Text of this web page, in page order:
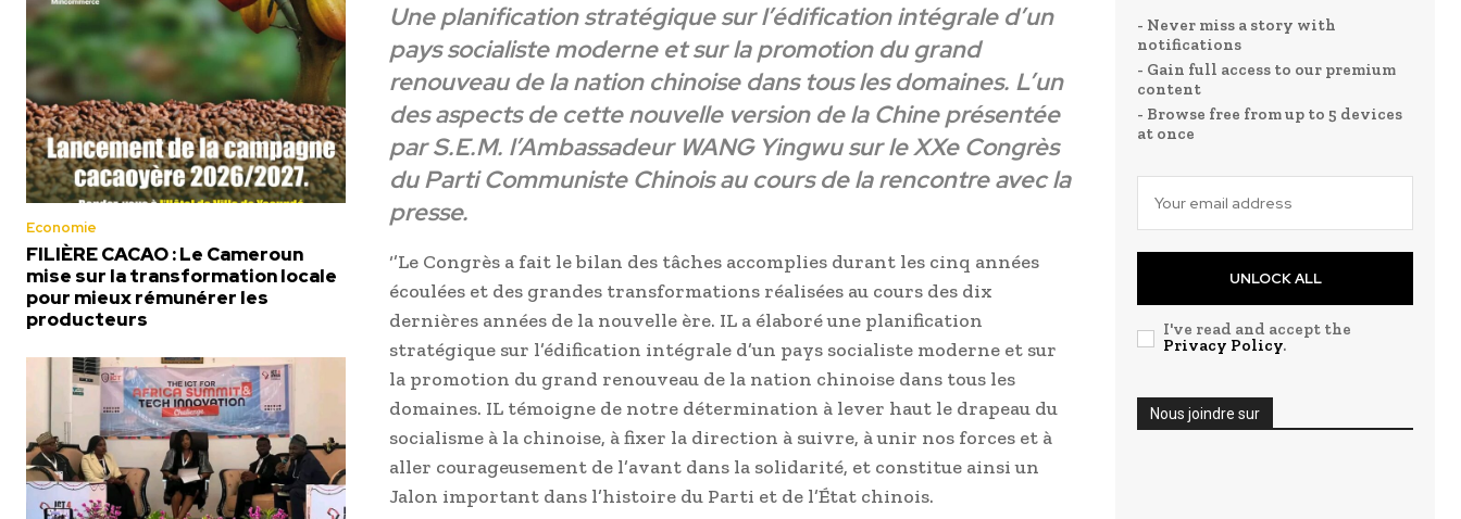
Economie
FILIÈRE CACAO : Le Cameroun
mise sur la transformation locale
pour mieux rémunérer les
producteurs
Une planification stratégique sur l’édification intégrale d’un
pays socialiste moderne et sur la promotion du grand
renouveau de la nation chinoise dans tous les domaines. L’un
des aspects de cette nouvelle version de la Chine présentée
parS.E.M. l’Ambassadeur WANG Yingwu sur le XXe Congrès
du Parti Communiste Chinois au cours de la rencontre avec la
presse.
‘’Le Congrès a fait le bilan des tâches accomplies durant les cinq années
écoulées et des grandes transformations réalisées au cours des dix
dernières années de la nouvelle ère. IL a élaboré une planification
stratégique sur l’édification intégrale d’un pays socialiste moderne et sur
la promotion du grand renouveau de la nation chinoise dans tous les
domaines. IL témoigne de notre détermination à lever haut le drapeau du
socialisme à la chinoise, à fixer la direction à suivre, à unir nos forces et à
aller courageusement de l’avant dans la solidarité, et constitue ainsi un
Jalon important dans l’histoire du Parti et de l’État chinois.
- Never miss a story with
notifications
- Gain full access to our premium
content
- Browse free from up to 5 devices
at once
UNLOCK ALL
I've read and accept the
Privacy Policy.
Nous joindre sur